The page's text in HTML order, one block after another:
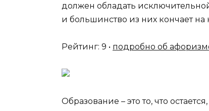
должен обладать
и большинство из них кончает
Рейтинг: 9 • подробно об
Образование – это то, что